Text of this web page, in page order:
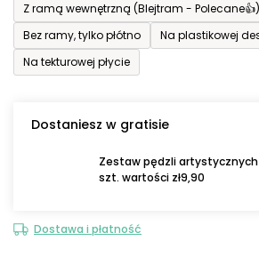
Z ramą wewnętrzną (Blejtram - Polecane👍)
Bez ramy, tylko płótno
Na plastikowej
Na tekturowej płycie
Dostaniesz w gratisie
Zestaw pędzli
szt. wartości zł9,90
Dostawa i płatność